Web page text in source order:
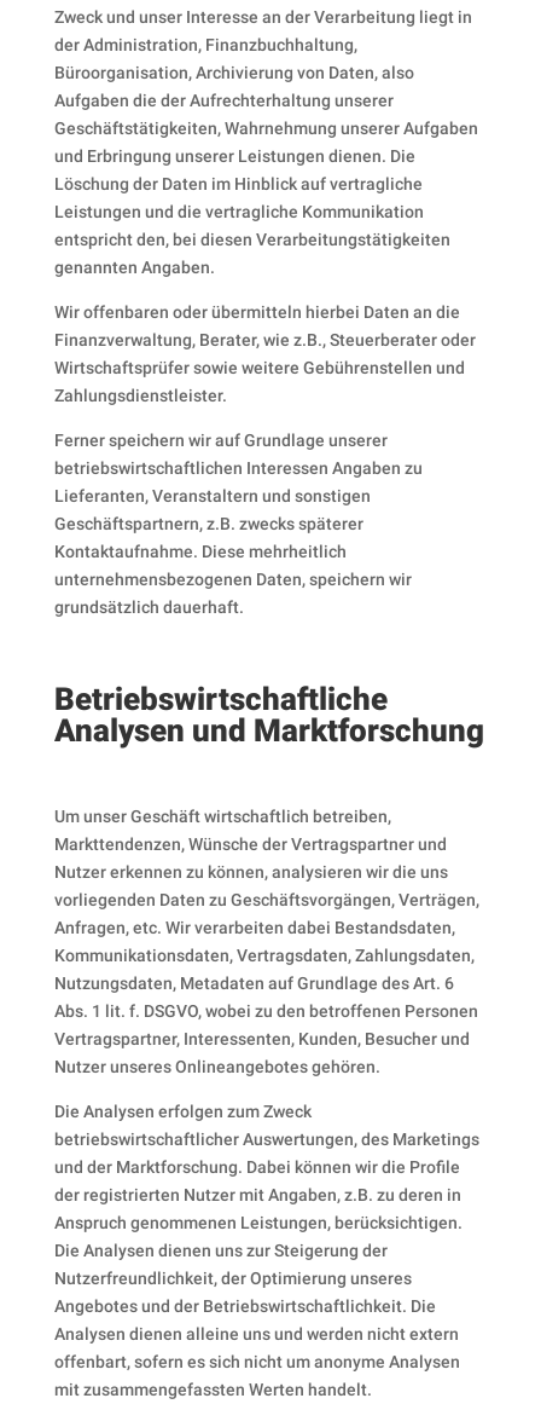
Zweck und unser Interesse an der Verarbeitung liegt in
der Administration, Finanzbuchhaltung,
Büroorganisation, Archivierung von Daten, also
Aufgaben die der Aufrechterhaltung unserer
Geschäftstätigkeiten, Wahrnehmung unserer Aufgaben
und Erbringung unserer Leistungen dienen. Die
Löschung der Daten im Hinblick auf vertragliche
Leistungen und die vertragliche Kommunikation
entspricht den, bei diesen Verarbeitungstätigkeiten
genannten Angaben.
Wir offenbaren oder übermitteln hierbei Daten an die
Finanzverwaltung, Berater, wie z.B., Steuerberater oder
Wirtschaftsprüfer sowie weitere Gebührenstellen und
Zahlungsdienstleister.
Ferner speichern wir auf Grundlage unserer
betriebswirtschaftlichen Interessen Angaben zu
Lieferanten, Veranstaltern und sonstigen
Geschäftspartnern, z.B. zwecks späterer
Kontaktaufnahme. Diese mehrheitlich
unternehmensbezogenen Daten, speichern wir
grundsätzlich dauerhaft.
Betriebswirtschaftliche
Analysen und Marktforschung
Um unser Geschäft wirtschaftlich betreiben,
Markttendenzen, Wünsche der Vertragspartner und
Nutzer erkennen zu können, analysieren wir die uns
vorliegenden Daten zu Geschäftsvorgängen, Verträgen,
Anfragen, etc. Wir verarbeiten dabei Bestandsdaten,
Kommunikationsdaten, Vertragsdaten, Zahlungsdaten,
Nutzungsdaten, Metadaten auf Grundlage des Art. 6
Abs. 1 lit. f. DSGVO, wobei zu den betroffenen Personen
Vertragspartner, Interessenten, Kunden, Besucher und
Nutzer unseres Onlineangebotes gehören.
Die Analysen erfolgen zum Zweck
betriebswirtschaftlicher Auswertungen, des Marketings
und der Marktforschung. Dabei können wir die Profile
der registrierten Nutzer mit Angaben, z.B. zu deren in
Anspruch genommenen Leistungen, berücksichtigen.
Die Analysen dienen uns zur Steigerung der
Nutzerfreundlichkeit, der Optimierung unseres
Angebotes und der Betriebswirtschaftlichkeit. Die
Analysen dienen alleine uns und werden nicht extern
offenbart, sofern es sich nicht um anonyme Analysen
mit zusammengefassten Werten handelt.